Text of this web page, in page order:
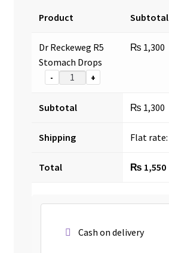
Product Subtotal
Dr Reckeweg R5
Stomach Drops
- +
₨ 1,300
Subtotal ₨ 1,300
Shipping Flat rate:
Total ₨ 1,550
Cash on delivery